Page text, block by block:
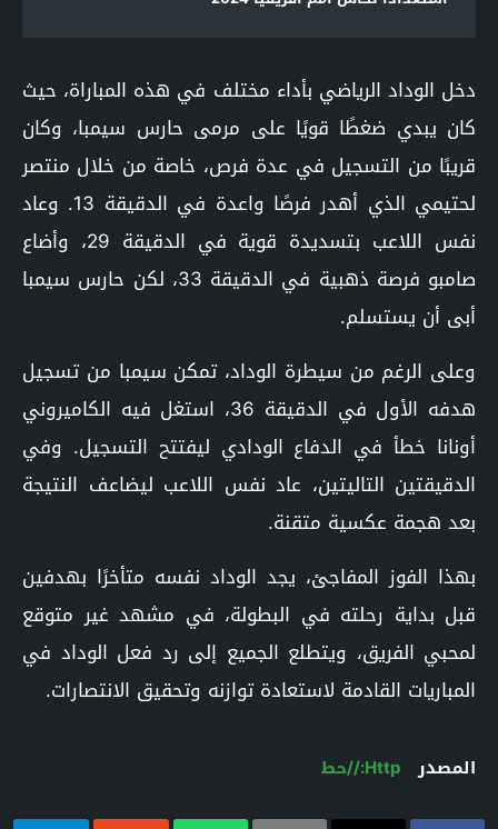
دخل الوداد الرياضي بأداء مختلف في هذه المباراة، حيث
كان يبدي ضغطًا قويًا على مرمى حارس سيمبا، وكان
قريبًا من التسجيل في عدة فرص، خاصة من خلال منتصر
لحتيمي الذي أهدر فرصًا واعدة في الدقيقة 13. وعاد
نفس اللاعب بتسديدة قوية في الدقيقة 29، وأضاع
صامبو فرصة ذهبية في الدقيقة 33، لكن حارس سيمبا
أبى أن يستسلم.
وعلى الرغم من سيطرة الوداد، تمكن سيمبا من تسجيل
هدفه الأول في الدقيقة 36، استغل فيه الكاميروني
أونانا خطأ في الدفاع الودادي ليفتتح التسجيل. وفي
الدقيقتين التاليتين، عاد نفس اللاعب ليضاعف النتيجة
بعد هجمة عكسية متقنة.
بهذا الفوز المفاجئ، يجد الوداد نفسه متأخرًا بهدفين
قبل بداية رحلته في البطولة، في مشهد غير متوقع
لمحبي الفريق، ويتطلع الجميع إلى رد فعل الوداد في
المباريات القادمة لاستعادة توازنه وتحقيق الانتصارات.
المصدر Http://حط